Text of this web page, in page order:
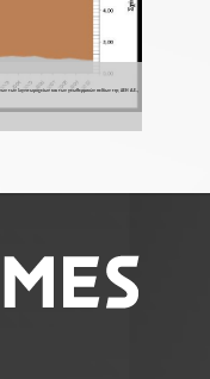
των λιγνιτωρυχείων και των γεωθερμικών πεδίων της ΔΕΗ Α.Ε.,